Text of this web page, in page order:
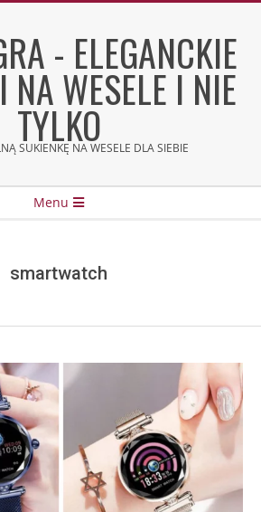
- ELEGANCKIE
NA WESELE I NIE
TYLKO
SUKIENKĘ NA WESELE DLA SIEBIE
Menu
smartwatch